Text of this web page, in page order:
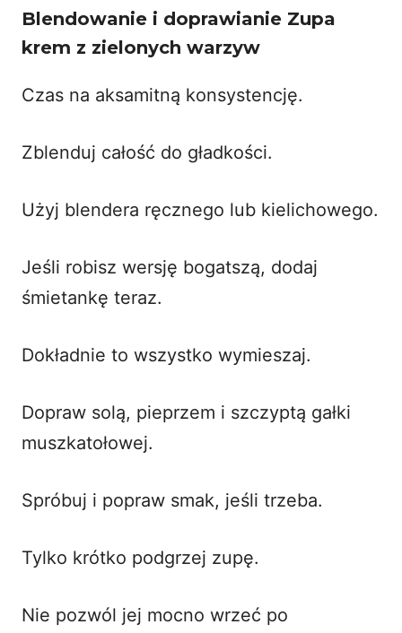
Blendowanie i doprawianie Zupa
krem z zielonych warzyw
Czas na aksamitną konsystencję.
Zblenduj całość do gładkości.
Użyj blendera ręcznego lub kielichowego.
Jeśli robisz wersję bogatszą, dodaj
śmietankę teraz.
Dokładnie to wszystko wymieszaj.
Dopraw solą, pieprzem i szczyptą gałki
muszkatołowej.
Spróbuj i popraw smak, jeśli trzeba.
Tylko krótko podgrzej zupę.
Nie pozwól jej mocno wrzeć po